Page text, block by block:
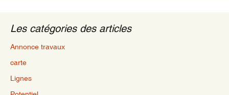
Les catégories des articles
Annonce travaux
carte
Lignes